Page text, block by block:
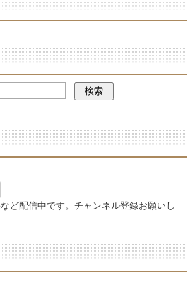
ど配信中です。チャンネル登録お願いし